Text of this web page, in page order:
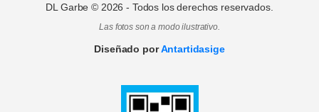
DL Garbe © 2026 - Todos los derechos reservados.
Las fotos son a modo ilustrativo.
Diseñado porAntartidasige